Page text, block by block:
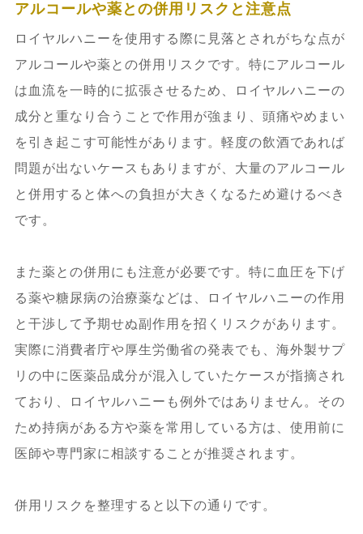
アルコールや薬との併用リスクと注意点
ロイヤルハニーを使用する際に見落とされがちな点が
アルコールや薬との併用リスクです。特にアルコール
は血流を一時的に拡張させるため、ロイヤルハニーの
成分と重なり合うことで作用が強まり、頭痛やめまい
を引き起こす可能性があります。軽度の飲酒であれば
問題が出ないケースもありますが、大量のアルコール
と併用すると体への負担が大きくなるため避けるべき
です。
また薬との併用にも注意が必要です。特に血圧を下げ
る薬や糖尿病の治療薬などは、ロイヤルハニーの作用
と干渉して予期せぬ副作用を招くリスクがあります。
実際に消費者庁や厚生労働省の発表でも、海外製サプ
リの中に医薬品成分が混入していたケースが指摘され
ており、ロイヤルハニーも例外ではありません。その
ため持病がある方や薬を常用している方は、使用前に
医師や専門家に相談することが推奨されます。
併用リスクを整理すると以下の通りです。